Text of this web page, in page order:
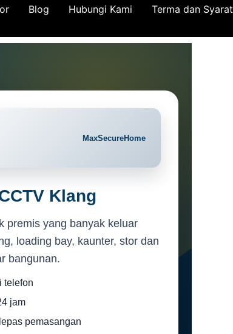
Blog Hubungi Kami
Terma dan Syarat
Klang
premis yang banyak keluar
loading bay, kaunter, stor dan
bangunan.
telefon
jam
pemasangan